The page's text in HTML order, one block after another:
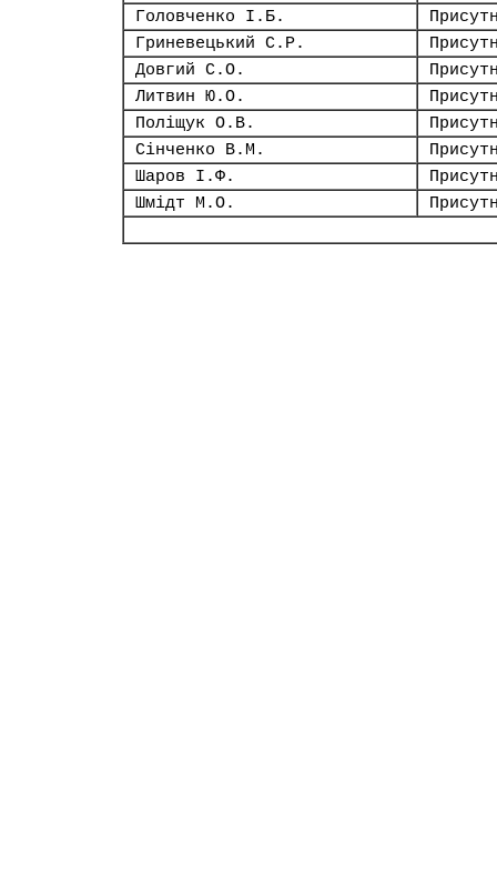
Головченко І.Б.
Гриневецький С.Р.
Довгий С.О.
Литвин Ю.О.
Поліщук О.В.
Сінченко В.М.
Шаров І.Ф.
Шмідт М.О.